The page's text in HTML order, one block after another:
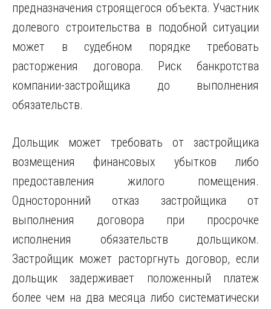
предназначения строящегося объекта. Участник
долевого строительства в подобной ситуации
может в судебном порядке требовать
расторжения договора. Риск банкротства
компании-застройщика до выполнения
обязательств.
Дольщик может требовать от застройщика
возмещения финансовых убытков либо
предоставления жилого помещения.
Односторонний отказ застройщика от
выполнения договора при просрочке
исполнения обязательств дольщиком.
Застройщик может расторгнуть договор, если
дольщик задерживает положенный платеж
более чем на два месяца либо систематически